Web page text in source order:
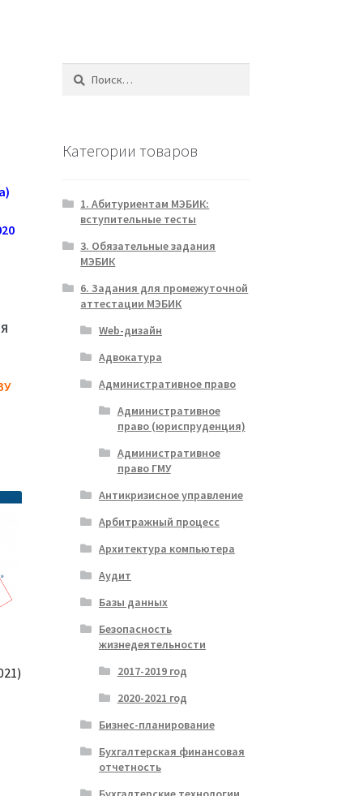
Найти:
Категории товаров
1. Абитуриентам МЭБИК:
вступительные тесты
3. Обязательные задания
МЭБИК
6. Задания для промежуточной
аттестации МЭБИК
Web-дизайн
Адвокатура
Административное право
Административное
право (юриспруденция)
Административное
право ГМУ
Антикризисное управление
Арбитражный процесс
Архитектура компьютера
Аудит
Базы данных
Безопасность
жизнедеятельности
2017-2019 год
2020-2021 год
Бизнес-планирование
Бухгалтерская финансовая
отчетность